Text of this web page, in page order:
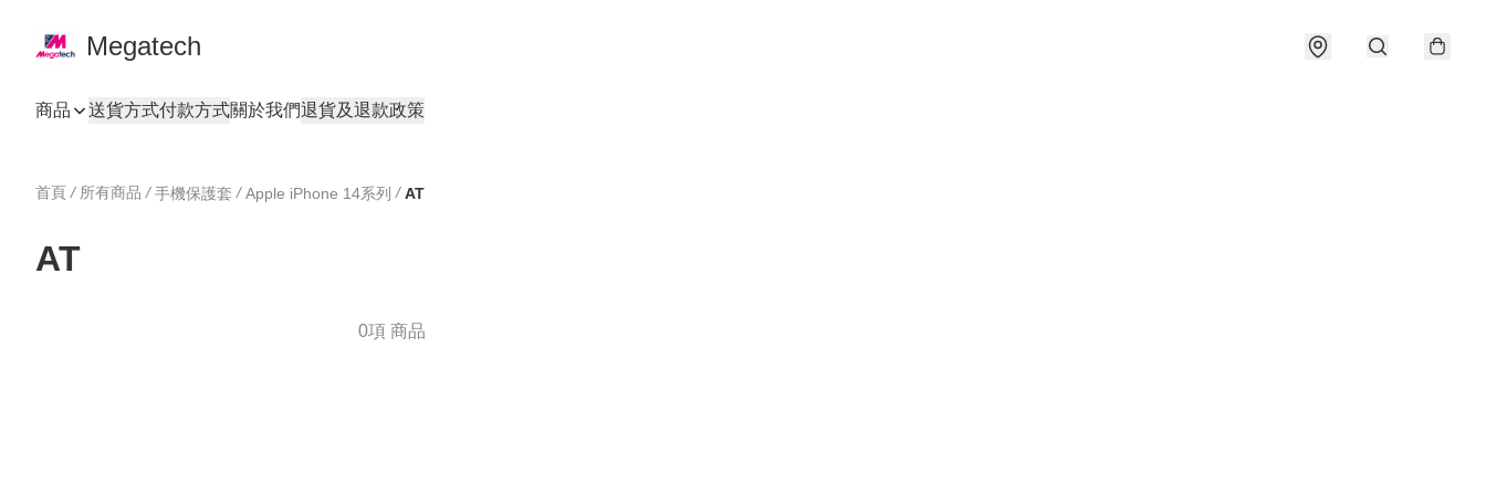
Megatech
商品 送貨方式付款方式關於我們退貨及退款政策
首頁 / 所有商品 / 手機保護套 / Apple iPhone 14系列 / AT
AT
0項 商品